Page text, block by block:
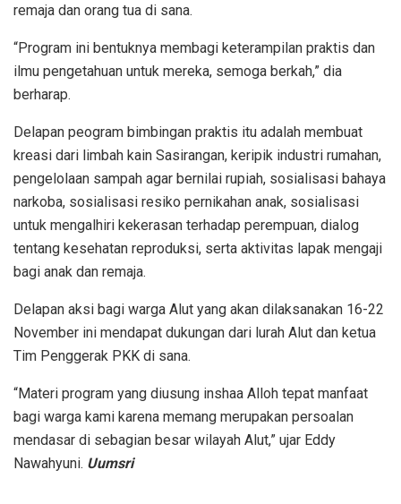
remaja dan orang tua di sana.
“Program ini bentuknya membagi keterampilan praktis dan
ilmu pengetahuan untuk mereka, semoga berkah,” dia
berharap.
Delapan peogram bimbingan praktis itu adalah membuat
kreasi dari limbah kain Sasirangan, keripik industri rumahan,
pengelolaan sampah agar bernilai rupiah, sosialisasi bahaya
narkoba, sosialisasi resiko pernikahan anak, sosialisasi
untuk mengalhiri kekerasan terhadap perempuan, dialog
tentang kesehatan reproduksi, serta aktivitas lapak mengaji
bagi anak dan remaja.
Delapan aksi bagi warga Alut yang akan dilaksanakan 16-22
November ini mendapat dukungan dari lurah Alut dan ketua
Tim Penggerak PKK di sana.
“Materi program yang diusung inshaa Alloh tepat manfaat
bagi warga kami karena memang merupakan persoalan
mendasar di sebagian besar wilayah Alut,” ujar Eddy
Nawahyuni. Uumsri